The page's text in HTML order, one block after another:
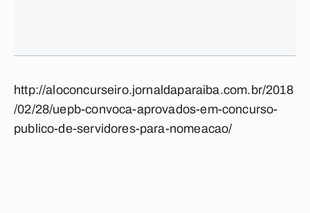
http://aloconcurseiro.jornaldaparaiba.com.br/2018
/02/28/uepb-convoca-aprovados-em-concurso-
publico-de-servidores-para-nomeacao/